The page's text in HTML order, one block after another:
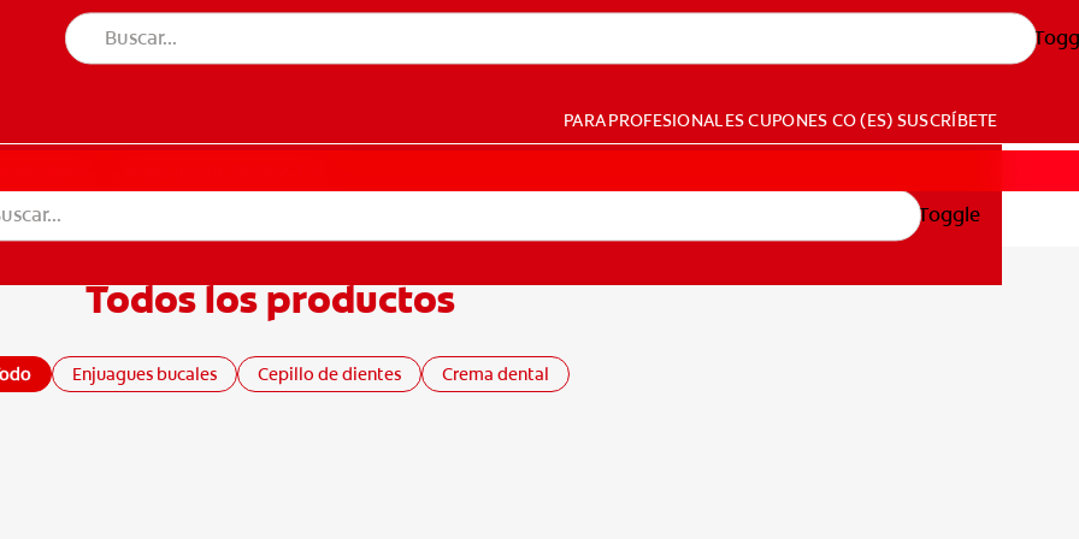
PARA PROFESIONALESCUPONES CO (ES) SUSCRÍBETE
BUCAL
Toggle
Todos los productos
Enjuagues bucales Cepillo de dientes Crema dental